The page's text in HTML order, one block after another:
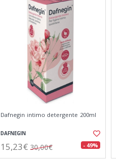
Dafnegin intimo detergente 200ml
DAFNEGIN
15,23€ 30,00€ - 49%